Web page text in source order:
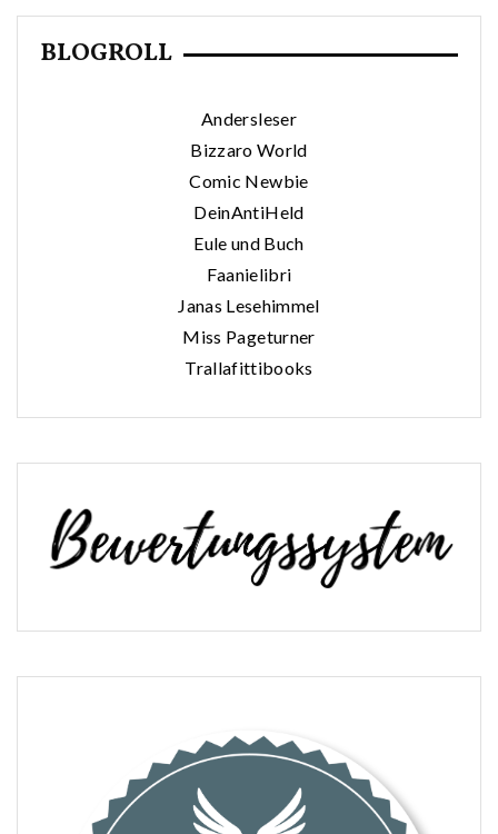
BLOGROLL
Andersleser
Bizzaro World
Comic Newbie
DeinAntiHeld
Eule und Buch
Faanielibri
Janas Lesehimmel
Miss Pageturner
Trallafittibooks